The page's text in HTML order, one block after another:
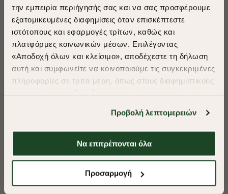
την εμπειρία περιήγησής σας και να σας προσφέρουμε
εξατομικευμένες διαφημίσεις όταν επισκέπτεστε
ιστότοπους και εφαρμογές τρίτων, καθώς και
πλατφόρμες κοινωνικών μέσων. Επιλέγοντας
«Αποδοχή όλων και κλείσιμο», αποδέχεστε τη δήλωση
αυτή και συμφωνείτε να κοινοποιούμε τις συγκεκριμένες
πληροφορίες σε τρίτα μέρη, όπως στους διαφημιστικούς
απαιτούμενα cookies» και θα περιοριστούμε
στα cookies και τις τεχνολογίες που είναι απολύτως
απαραίτητα για την ασφαλή απόδοση και
λειτουργικότητα της ιστοσελίδας μας. Ωστόσο, λάβετε
θα μπορούμε να συλλέξουμε πληροφορίες που θα
Προβολή λεπτομερειών
Να επιτρέπονται όλα
Προσαρμογή
ΣΟΡΤΣ SPORT ESSENTIAL
​
A Season of Style
SUMMER SALE
Shop Now